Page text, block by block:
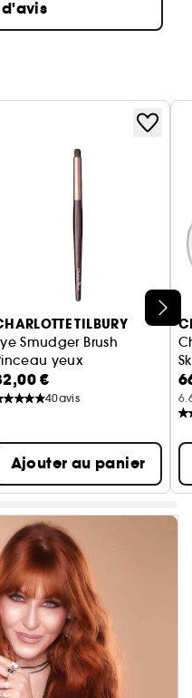
TILBURY
Smudger Brush
yeux
€
40avis
Ajouter au panier